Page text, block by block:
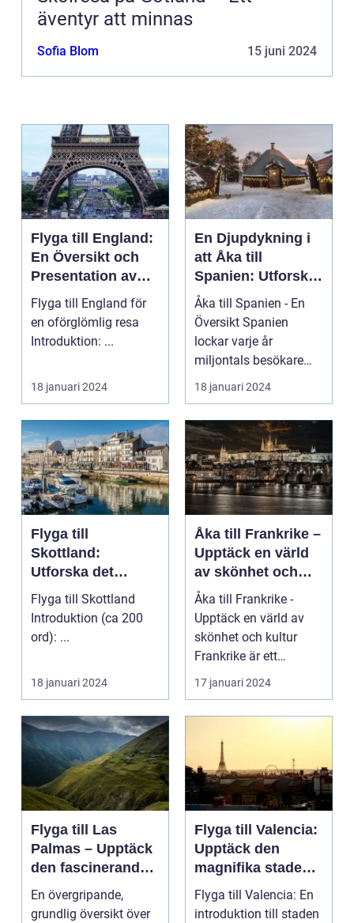
äventyr att minnas
Sofia Blom 15 juni 2024
Flyga till England:
En Översikt och
Presentation av
Resmöjligheter
Flyga till England för
en oförglömlig resa
Introduktion: ...
18 januari 2024
En Djupdykning i
att Åka till
Spanien: Utforska
det
Mångfacetterade
Spanien
Åka till Spanien - En
Översikt Spanien
lockar varje år
miljontals besökare
med sina fantastiska
str...
18 januari 2024
Flyga till
Skottland:
Utforska det
majestätiska
landet
Flyga till Skottland
Introduktion (ca 200
ord): ...
18 januari 2024
Åka till Frankrike –
Upptäck en värld
av skönhet och
kultur
Åka till Frankrike -
Upptäck en värld av
skönhet och kultur
Frankrike är ett
fantastiskt land som
17 januari 2024
Flyga till Las
Palmas – Upptäck
den fascinerande
ögruppen
En övergripande,
grundlig översikt över
Flyga till Valencia:
Upptäck den
magnifika staden
med sin rika
historia och kultur
Flyga till Valencia: En
introduktion till staden